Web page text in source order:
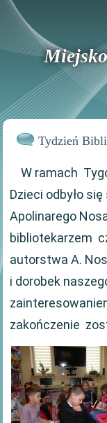
Tydzień
W ramach
Dzieci odbyło
Apolinarego
bibliotekarzem
autorstwa A.
i dorobek
zakończenie